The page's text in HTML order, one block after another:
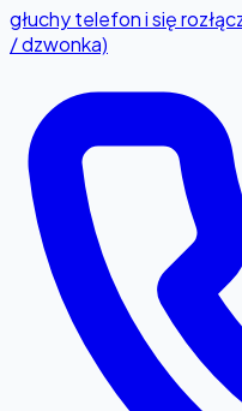
głuchy telefon i się
/ dzwonka)